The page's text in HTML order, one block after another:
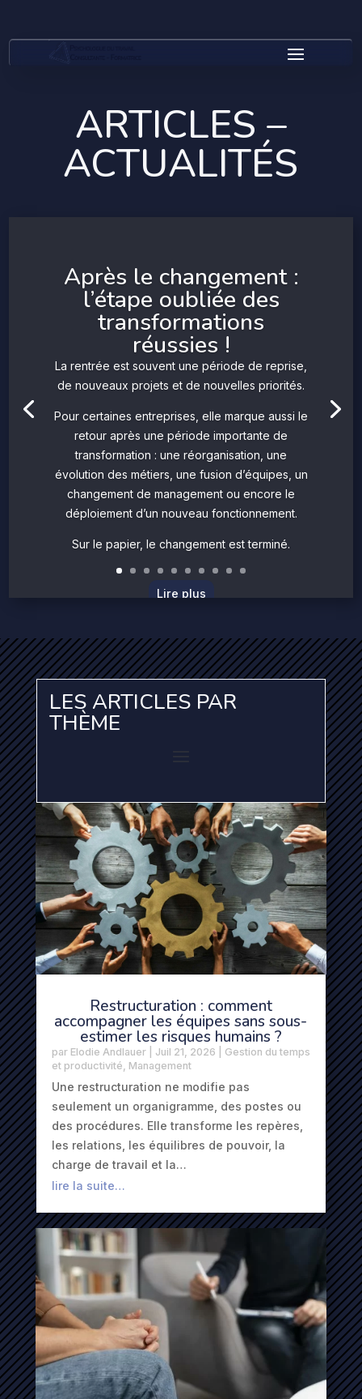
ARTICLES –
ACTUALITÉS
Après le changement :
l’étape oubliée des
transformations
réussies !
La rentrée est souvent une période de reprise,
de nouveaux projets et de nouvelles priorités.
Pour certaines entreprises, elle marque aussi le
retour après une période importante de
transformation : une réorganisation, une
évolution des métiers, une fusion d’équipes, un
changement de management ou encore le
déploiement d’un nouveau fonctionnement.
Sur le papier, le changement est terminé.
Lire plus
LES ARTICLES PAR
THÈME
Restructuration : comment
accompagner les équipes sans sous-
estimer les risques humains ?
par Elodie Andlauer| Juil 21, 2026
Gestion du temps
et productivité Management
Une restructuration ne modifie pas
seulement un organigramme, des postes ou
des procédures. Elle transforme les repères,
les relations, les équilibres de pouvoir, la
charge de travail et la…
lire la suite…